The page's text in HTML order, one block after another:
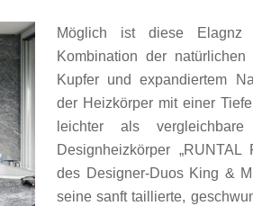
Möglich ist diese Elagnz
Kombination der natürlichen
Kupfer und expandiertem
der Heizkörper mit einer
leichter als vergleichbare
Designheizkörper
des Designer-Duos King &
seine sanft taillierte,